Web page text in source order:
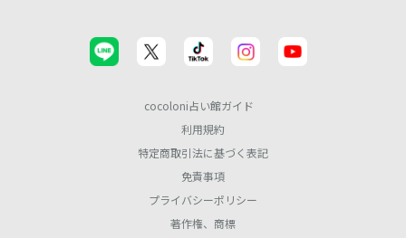
cocoloni占い館ガイド
利用規約
特定商取引法に基づく表記
免責事項
プライバシーポリシー
著作権、商標